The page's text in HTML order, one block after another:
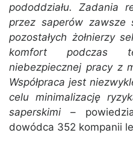
pododdziału. Zadania
przez saperów zawsze
pozostałych żołnierzy
komfort podczas
niebezpiecznej pracy z
Współpraca jest
celu minimalizację
saperskimi –
dowódca 352 kompanii